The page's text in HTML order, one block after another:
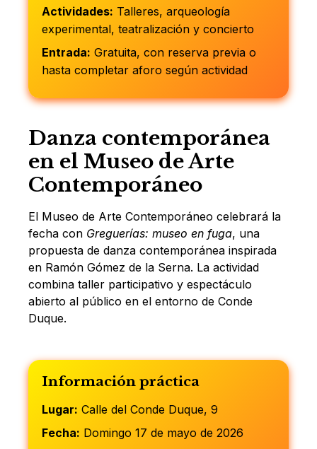
Actividades: Talleres, arqueología
experimental, teatralización y concierto
Entrada: Gratuita, con reserva previa o
hasta completar aforo según actividad
Danza contemporánea
en el Museo de Arte
Contemporáneo
El Museo de Arte Contemporáneo celebrará la
fecha con Greguerías: museo en fuga, una
propuesta de danza contemporánea inspirada
en Ramón Gómez de la Serna. La actividad
combina taller participativo y espectáculo
abierto al público en el entorno de Conde
Duque.
Información práctica
Lugar: Calle del Conde Duque, 9
Fecha: Domingo 17 de mayo de 2026